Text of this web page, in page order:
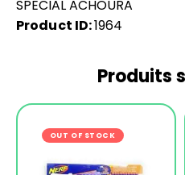
SPECIAL ACHOURA
Product ID:1964
Produits
OUT OF STOCK -21%